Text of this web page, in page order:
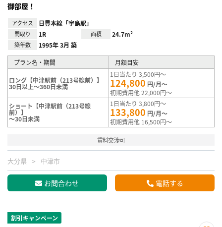
御部屋！
アクセス 日豊本線「宇島駅」
間取り 1R 面積 24.7m²
築年数 1995年 3月 築
プラン名・期間 月額目安
ロング【中津駅前（213号線前）】
30日以上～360日未満
1日当たり 3,500円～
124,800 円/月～
初期費用他 22,000円～
ショート【中津駅前（213号線
前）】
～30日未満
1日当たり 3,800円～
133,800 円/月～
初期費用他 16,500円～
賃料交渉可
大分県 中津市
お問合わせ 電話する
割引キャンペーン